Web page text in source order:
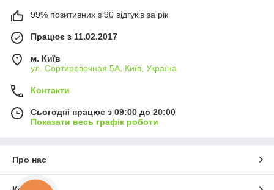
99% позитивних з 90 відгуків за рік
Працює з 11.02.2017
м. Київ
ул. Сортировочная 5А, Київ, Україна
Контакти
Сьогодні працює з 09:00 до 20:00
Показати весь графік роботи
Про нас